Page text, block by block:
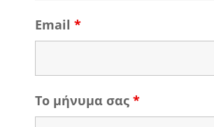
Email *
Το μήνυμα σας *